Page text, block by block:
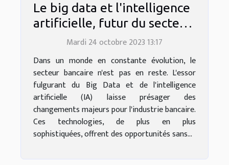
Le big data et l'intelligence
artificielle, futur du secteur
bancaire?Mardi 24 octobre 2023 13:17
Dans un monde en constante évolution, le
secteur bancaire n'est pas en reste. L'essor
fulgurant du Big Data et de l'intelligence
artificielle (IA) laisse présager des
changements majeurs pour l'industrie bancaire.
Ces technologies, de plus en plus
sophistiquées, offrent des opportunités sans...